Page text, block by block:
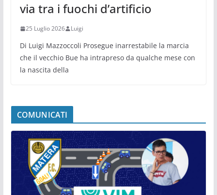
via tra i fuochi d’artificio
25 Luglio 2026 Luigi
Di Luigi Mazzoccoli Prosegue inarrestabile la marcia
che il vecchio Bue ha intrapreso da qualche mese con
la nascita della
COMUNICATI